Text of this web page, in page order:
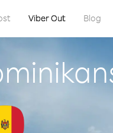
Viber Out Blog